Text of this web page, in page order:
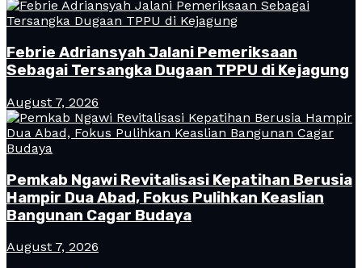
Febrie Adriansyah Jalani Pemeriksaan
Sebagai Tersangka Dugaan TPPU di Kejagung
August 7, 2026
Pemkab Ngawi Revitalisasi Kepatihan Berusia
Hampir Dua Abad, Fokus Pulihkan Keaslian
Bangunan Cagar Budaya
August 7, 2026